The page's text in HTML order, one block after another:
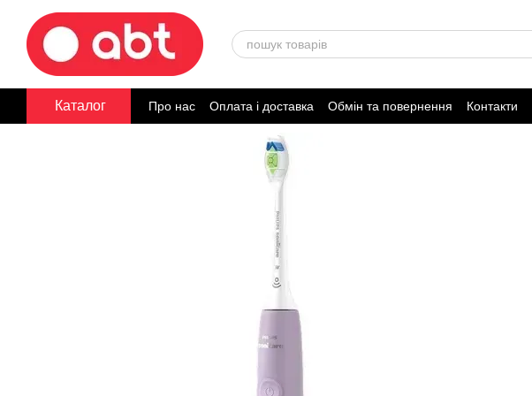
Перейти до основного контенту
Каталог Про нас Оплата і доставка Обмін та повернення Контакти
Договір публічної оферти